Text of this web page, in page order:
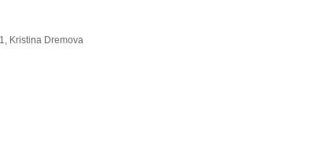
Kristina Dremova